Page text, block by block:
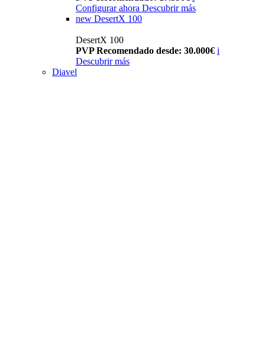
Configurar ahora Descubrir más
new DesertX 100
DesertX 100
PVP Recomendado desde: 30.000€ i
Descubrir más
Diavel